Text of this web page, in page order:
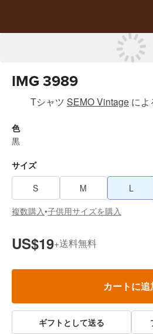
IMG 3989
Tシャツ SEMO Vintage によ
色
黒
サイズ
S
M L
複数購入•子供用サイズを購入
US$19+送料無料
カートに追
ギフトとして送る